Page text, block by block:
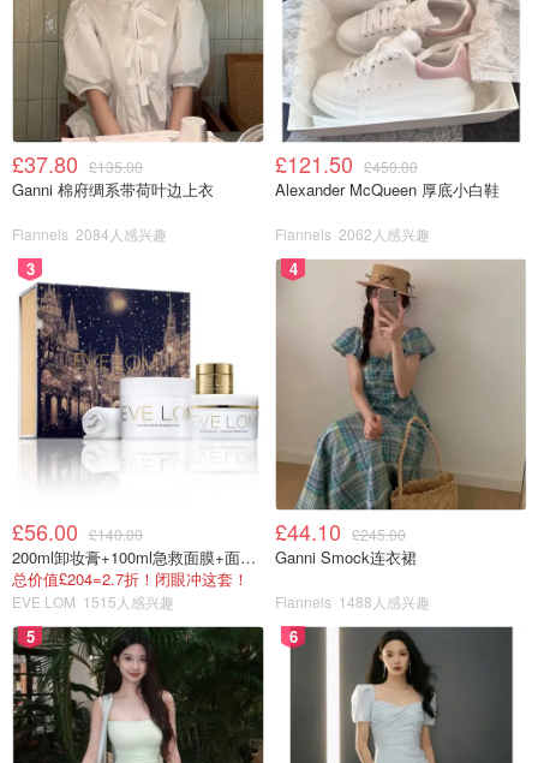
£37.80 £135.00
Ganni 棉府绸系带荷叶边上衣
Flannels 2084人感兴趣
£121.50 £450.00
Alexander McQueen 厚底小白鞋
Flannels 2062人感兴趣
3
£56.00 £140.00
200ml卸妆膏+100ml急救面膜+面霜+洁颜布
总价值£204=2.7折！闭眼冲这套！
EVE LOM 1515人感兴趣
4
£44.10 £245.00
Ganni Smock连衣裙
Flannels 1488人感兴趣
5 6